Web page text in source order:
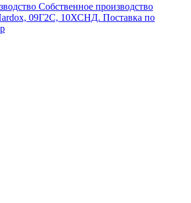
Собственное производство
09Г2С, 10ХСНД. Поставка по